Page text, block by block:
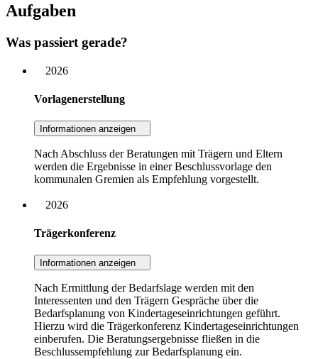
Aufgaben
Was passiert gerade?
2026
Vorlagenerstellung
Informationen anzeigen
Nach Abschluss der Beratungen mit Trägern und Eltern
werden die Ergebnisse in einer Beschlussvorlage den
kommunalen Gremien als Empfehlung vorgestellt.
2026
Trägerkonferenz
Informationen anzeigen
Nach Ermittlung der Bedarfslage werden mit den
Interessenten und den Trägern Gespräche über die
Bedarfsplanung von Kindertageseinrichtungen geführt.
Hierzu wird die Trägerkonferenz Kindertageseinrichtungen
einberufen. Die Beratungsergebnisse fließen in die
Beschlussempfehlung zur Bedarfsplanung ein.